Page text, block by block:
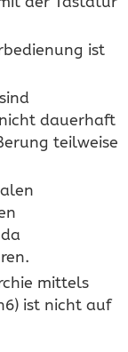
ist
dauerhaft
teilweise
mittels
ist nicht auf